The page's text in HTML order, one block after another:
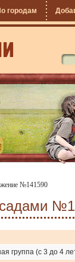
городам
№141590
группа (с 3 до 4